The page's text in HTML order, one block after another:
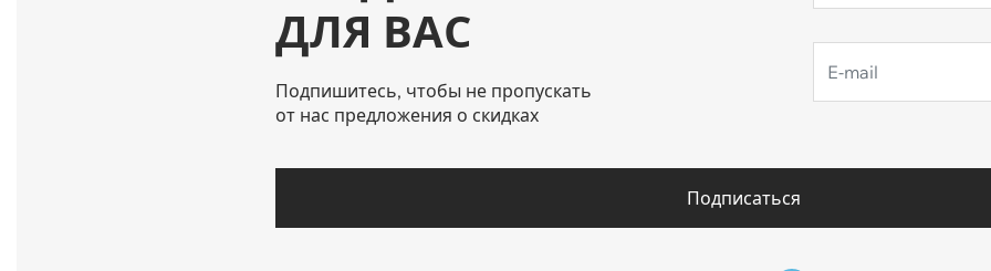
ДЛЯ ВАС
Подпишитесь, чтобы не пропускать
от нас предложения о скидках
Подписаться